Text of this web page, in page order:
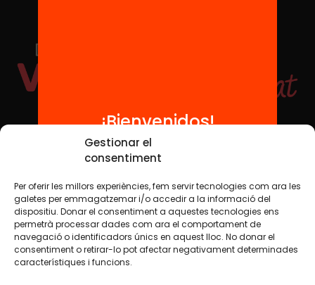
Gestionar el
consentiment
Per oferir les millors experiències, fem servir tecnologies com ara les
galetes per emmagatzemar i/o accedir a la informació del
dispositiu. Donar el consentiment a aquestes tecnologies ens
permetrà processar dades com ara el comportament de
navegació o identificadors únics en aquest lloc. No donar el
consentiment o retirar-lo pot afectar negativament determinades
característiques i funcions.
Redes sociales
TWT YTB IG FB IN
Aviso legalPolítica de cookies
¡Bienvenidos!